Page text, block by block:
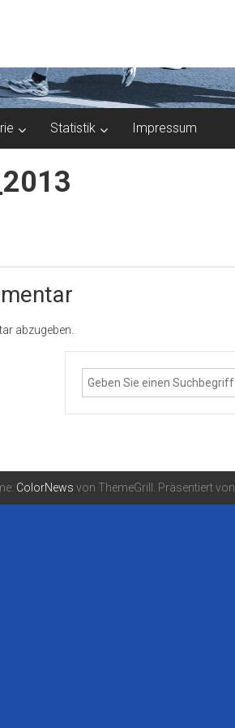
Statistik Impressum
abzugeben.
ColorNews von ThemeGrill. Präsentiert von